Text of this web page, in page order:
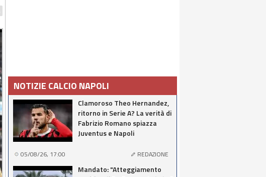
NOTIZIE CALCIO NAPOLI
Clamoroso Theo Hernandez,
ritorno in Serie A? La verità di
Fabrizio Romano spiazza
Juventus e Napoli
05/08/26, 17:00 REDAZIONE
Mandato: "Atteggiamento